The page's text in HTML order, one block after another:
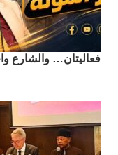
فعاليتان… والشارع